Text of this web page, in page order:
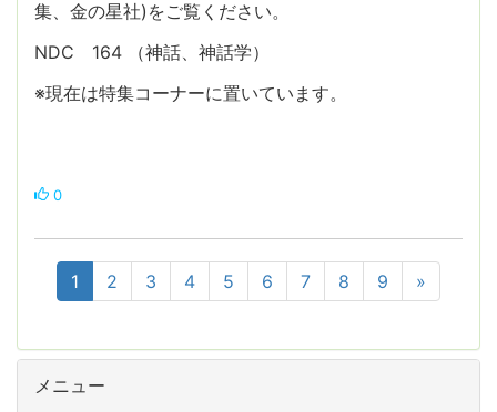
集、金の星社)をご覧ください。
NDC 164 （神話、神話学）
※現在は特集コーナーに置いています。
0
1 2 3 4 5 6 7 8 9 »
メニュー